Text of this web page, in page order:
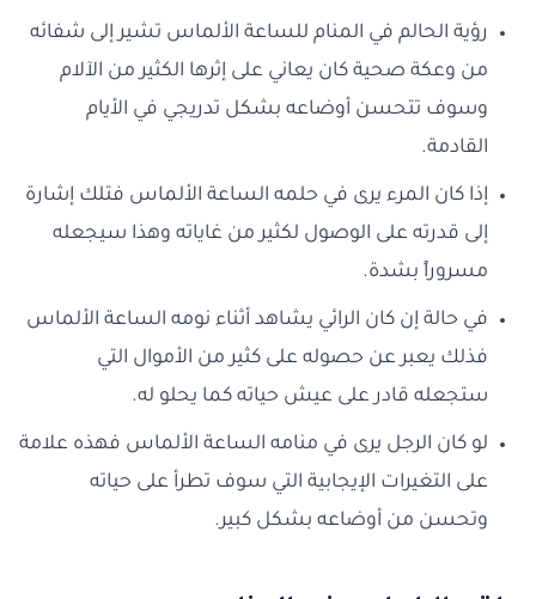
رؤية الحالم في المنام للساعة الألماس تشير إلى شفائه
من وعكة صحية كان يعاني على إثرها الكثير من الآلام
وسوف تتحسن أوضاعه بشكل تدريجي في الأيام
القادمة.
إذا كان المرء يرى في حلمه الساعة الألماس فتلك إشارة
إلى قدرته على الوصول لكثير من غاياته وهذا سيجعله
مسروراً بشدة.
في حالة إن كان الرائي يشاهد أثناء نومه الساعة الألماس
فذلك يعبر عن حصوله على كثير من الأموال التي
ستجعله قادر على عيش حياته كما يحلو له.
لو كان الرجل يرى في منامه الساعة الألماس فهذه علامة
على التغيرات الإيجابية التي سوف تطرأ على حياته
وتحسن من أوضاعه بشكل كبير.